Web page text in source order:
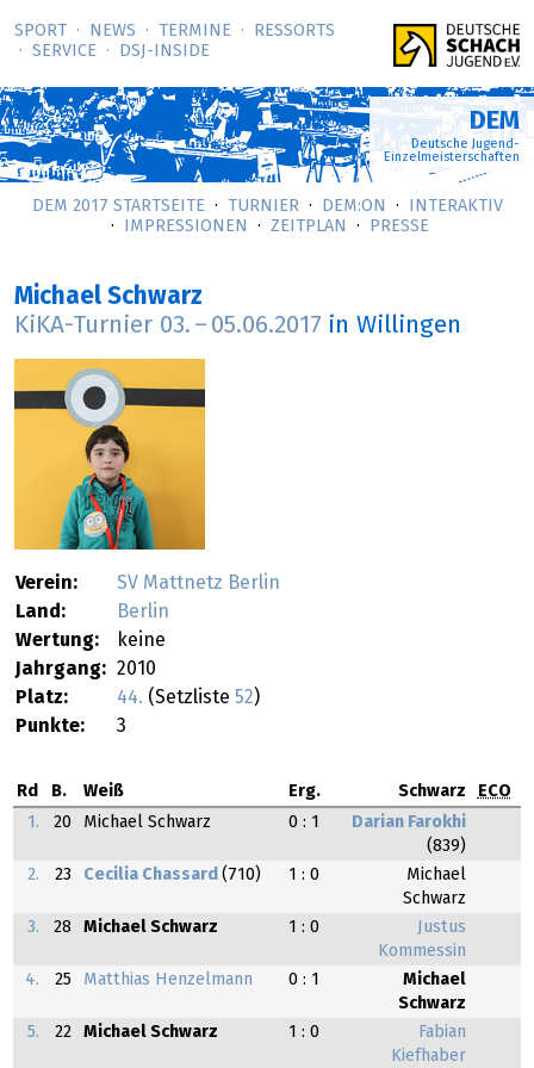
SPORT NEWS TERMINE
RESSORTS
SERVICE
DSJ-­INSIDE
DEM
Deutsche Jugend-
Einzelmeisterschaften
DEM 2017 STARTSEITE TURNIER DEM:ON
INTERAKTIV
IMPRESSIONEN
ZEITPLAN PRESSE
Michael Schwarz
KiKA-Turnier 03. – 05.06.2017 in Willingen
Verein:
SV Mattnetz Berlin
Land:
Berlin
Wertung:
keine
Jahrgang: 2010
Platz:
44. (Setzliste 52)
Punkte:
3
Rd B. Weiß Erg. Schwarz
ECO
1.
20 Michael Schwarz 0 : 1
Darian Farokhi
(839)
2.
23 Cecilia Chassard (710) 1 : 0
Michael
Schwarz
3.
28 Michael Schwarz 1 : 0
Justus
Kommessin
4.
25 Matthias Henzelmann 0 : 1
Michael
Schwarz
5.
22 Michael Schwarz 1 : 0
Fabian
Kiefhaber